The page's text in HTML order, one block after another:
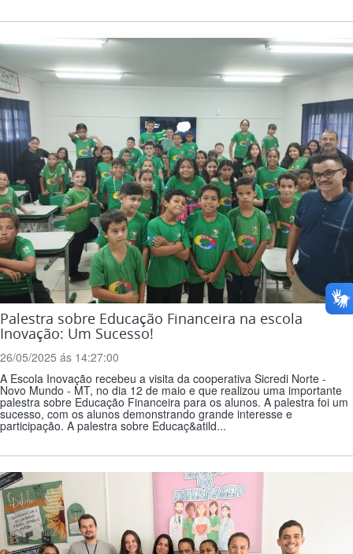
Palestra sobre Educação Financeira na escola
Inovação: Um Sucesso!
26/05/2025 ás 14:27:00
A Escola Inovação recebeu a visita da cooperativa Sicredi Norte -
Novo Mundo - MT, no dia 12 de maio e que realizou uma importante
palestra sobre Educação Financeira para os alunos. A palestra foi um
sucesso, com os alunos demonstrando grande interesse e
participação. A palestra sobre Educaç&atild...